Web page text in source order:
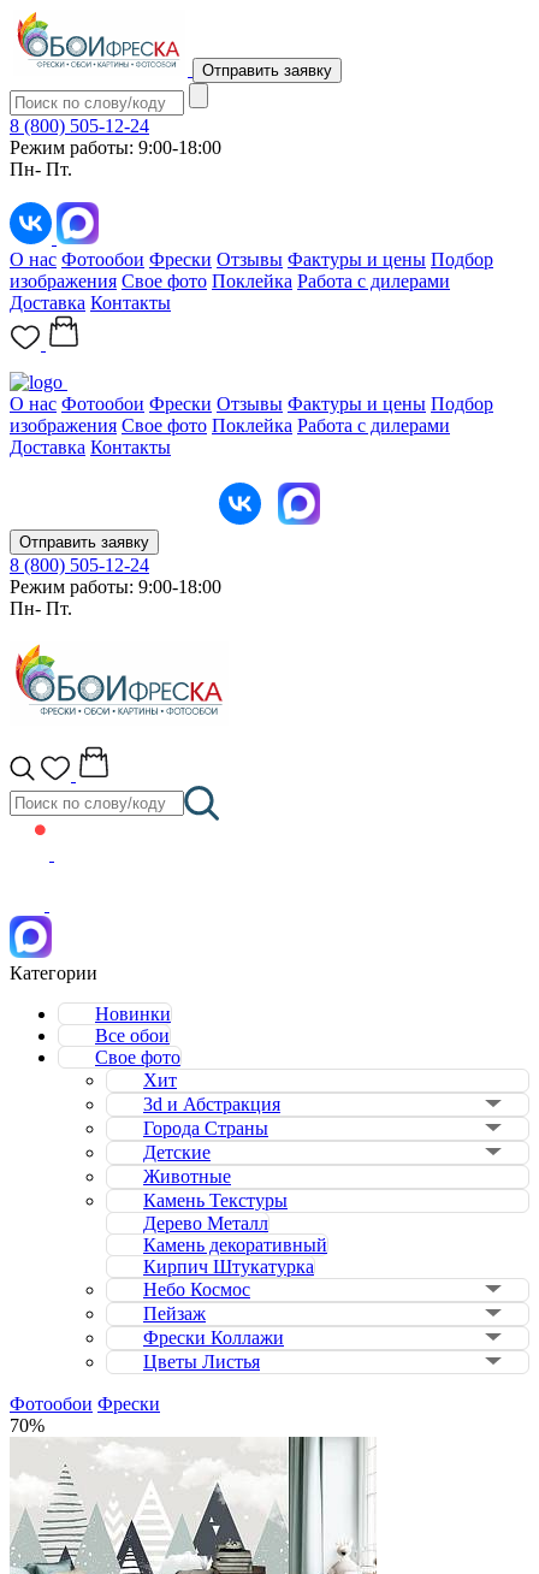
Отправить заявку
8 (800) 505-12-24
Режим работы: 9:00-18:00
Пн- Пт.
О нас Фотообои Фрески Отзывы Фактуры и цены Подбор
изображения Свое фото Поклейка Работа с дилерами
Доставка Контакты
О нас Фотообои Фрески Отзывы Фактуры и цены Подбор
изображения Свое фото Поклейка Работа с дилерами
Доставка Контакты
Отправить заявку
8 (800) 505-12-24
Режим работы: 9:00-18:00
Пн- Пт.
Категории
Новинки
Все обои
Свое фото
Хит
3d и Абстракция
Города Страны
Детские
Животные
Камень Текстуры
Дерево Металл
Камень декоративный
Кирпич Штукатурка
Небо Космос
Пейзаж
Фрески Коллажи
Цветы Листья
Фотообои Фрески
70%